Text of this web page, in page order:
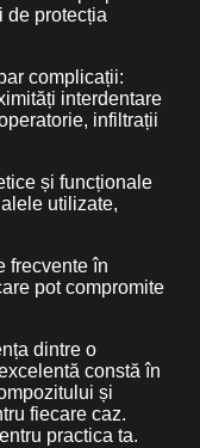
de protecția
complicații:
interdentare
infiltrații
și funcționale
utilizate,
frecvente în
pot compromite
dintre o
constă în
și
fiecare caz.
practica ta.